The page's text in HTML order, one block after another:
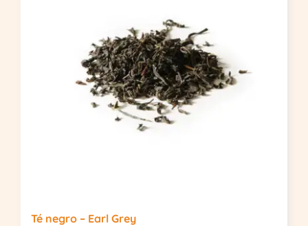
Té negro – Earl Grey